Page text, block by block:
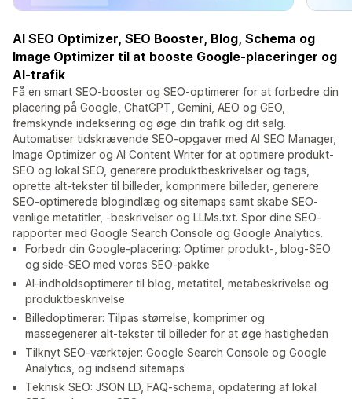
AI SEO Optimizer, SEO Booster, Blog, Schema og
Image Optimizer til at booste Google-placeringer og
AI-trafik
Få en smart SEO-booster og SEO-optimerer for at forbedre din
placering på Google, ChatGPT, Gemini, AEO og GEO,
fremskynde indeksering og øge din trafik og dit salg.
Automatiser tidskrævende SEO-opgaver med AI SEO Manager,
Image Optimizer og AI Content Writer for at optimere produkt-
SEO og lokal SEO, generere produktbeskrivelser og tags,
oprette alt-tekster til billeder, komprimere billeder, generere
SEO-optimerede blogindlæg og sitemaps samt skabe SEO-
venlige metatitler, -beskrivelser og LLMs.txt. Spor dine SEO-
rapporter med Google Search Console og Google Analytics.
Forbedr din Google-placering: Optimer produkt-, blog-SEO
og side-SEO med vores SEO-pakke
AI-indholdsoptimerer til blog, metatitel, metabeskrivelse og
produktbeskrivelse
Billedoptimerer: Tilpas størrelse, komprimer og
massegenerer alt-tekster til billeder for at øge hastigheden
Tilknyt SEO-værktøjer: Google Search Console og Google
Analytics, og indsend sitemaps
Teknisk SEO: JSON LD, FAQ-schema, opdatering af lokal